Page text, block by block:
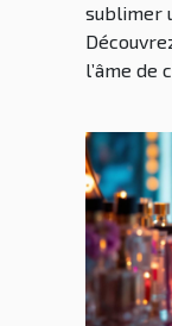
sublimer
l’âme de